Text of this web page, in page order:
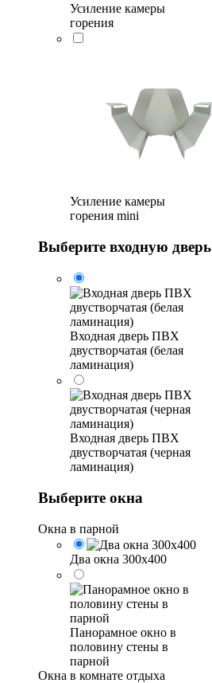
Усиление камеры
горения
Усиление камеры
горения mini
Выберите входную дверь
Входная дверь ПВХ
двустворчатая (белая
ламинация)
Входная дверь ПВХ
двустворчатая (черная
ламинация)
Выберите окна
Окна в парной
Два окна 300х400
Панорамное окно в
половину стены в
парной
Окна в комнате отдыха